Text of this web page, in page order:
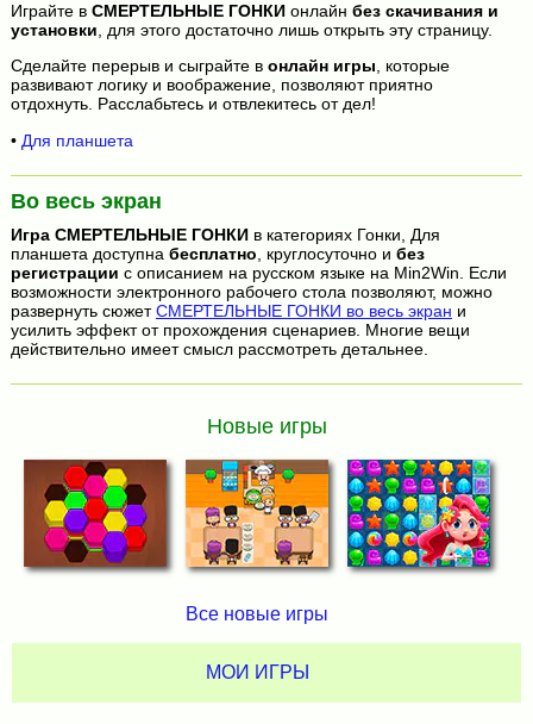
Играйте в СМЕРТЕЛЬНЫЕ ГОНКИонлайн без скачивания и
установки , для этого достаточно лишь открыть эту страницу.
Сделайте перерыв и сыграйте в онлайн игры, которые
развивают логику и воображение, позволяют приятно
отдохнуть. Расслабьтесь и отвлекитесь от дел!
• Для планшета
Во весь экран
Игра СМЕРТЕЛЬНЫЕ ГОНКИв категориях Гонки, Для
планшета доступна бесплатно , круглосуточно и без
регистрации с описанием на русском языке на Min2Win. Если
возможности электронного рабочего стола позволяют, можно
развернуть сюжетСМЕРТЕЛЬНЫЕ ГОНКИ во весь экран и
усилить эффект от прохождения сценариев. Многие вещи
действительно имеет смысл рассмотреть детальнее.
Новые игры
Все новые игры
МОИ ИГРЫ